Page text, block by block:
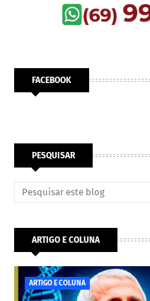
FACEBOOK
PESQUISAR
ARTIGO E COLUNA
ARTIGO E COLUNA